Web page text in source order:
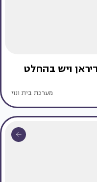
ויש בהחלט
מערכת בית ונוי